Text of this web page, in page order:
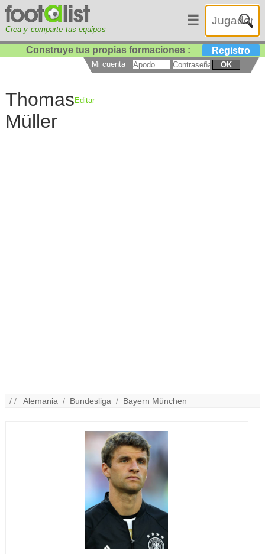
Crea y comparte tus equipos
☰
Construye tus propias formaciones : Registro
Mi cuenta OK
Thomas
Müller
Editar
/ /Alemania / Bundesliga / Bayern München